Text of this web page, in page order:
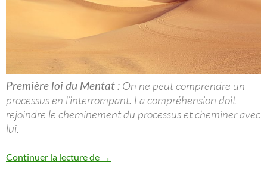
Première loi du Mentat : On ne peut comprendre un
processus en l’interrompant. La compréhension doit
rejoindre le cheminement du processus et cheminer avec
lui.
Continuer la lecture de Présentation GN : Dune – Landsraad
→